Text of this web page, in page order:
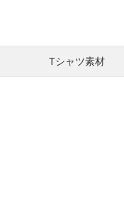
Tシャツ素材